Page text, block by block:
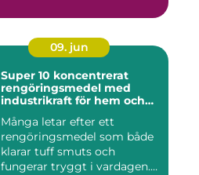
09. jun
Super 10 koncentrerat
rengöringsmedel med
industrikraft för hem och
Många letar efter ett
rengöringsmedel som både
klarar tuff smuts och
fungerar tryggt i vardagen.